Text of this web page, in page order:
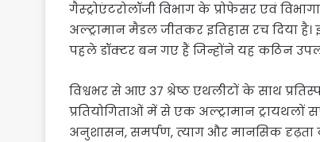
गैस्ट्रोएंटरोलॉजी विभाग के प्रोफेसर एवं
अल्ट्रामान मैडल जीतकर इतिहास रच दिया
पहले डॉक्टर बन गए हैं जिन्होंने यह कठिन
विश्वभर से आए 37 श्रेष्ठ एथलीटों के साथ
प्रतियोगिताओं में से एक अल्ट्रामान ट्रायथलों
अनुशासन, समर्पण, त्याग और मानसिक दृढ़ता